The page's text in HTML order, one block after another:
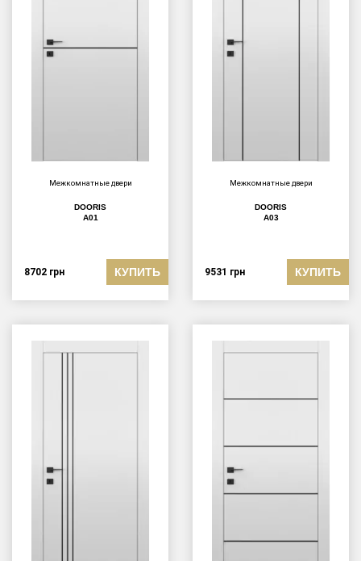
Межкомнатные двери
DOORIS
A01
8702 грн КУПИТЬ
Межкомнатные двери
DOORIS
A03
9531 грн КУПИТЬ